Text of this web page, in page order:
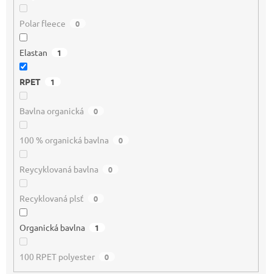
Polar fleece 0
Elastan 1
RPET 1
Bavlna organická 0
100 % organická bavlna 0
Reycyklovaná bavlna 0
Recyklovaná plsť 0
Organická bavlna 1
100 RPET polyester 0